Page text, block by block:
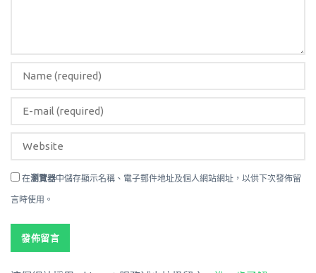
在瀏覽器中儲存顯示名稱、電子郵件地址及個人網站網址，以供下次發佈留
言時使用。